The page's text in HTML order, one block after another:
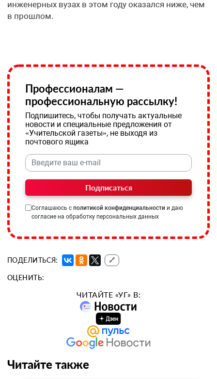
инженерных вузах в этом году оказался ниже, чем
в прошлом.
Профессионалам —
профессиональную рассылку!
Подпишитесь, чтобы получать актуальные
новости и специальные предложения от
«Учительской газеты», не выходя из
почтового ящика
Подписаться
Соглашаюсь с политикой конфиденциальности и даю
согласие на обработку персональных данных
ПОДЕЛИТЬСЯ: 🔗
ОЦЕНИТЬ:
ЧИТАЙТЕ «УГ» В:
Читайте также